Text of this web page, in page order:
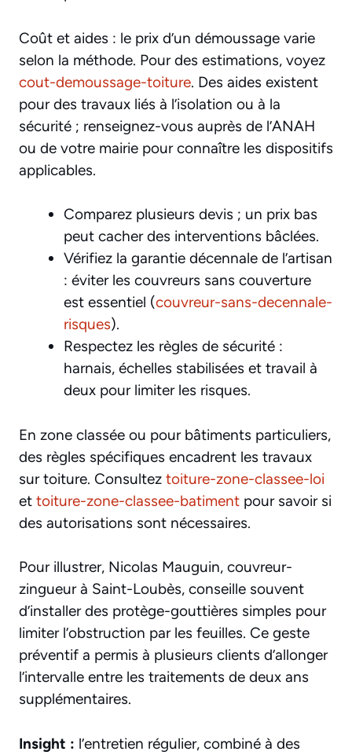
Coût et aides : le prix d’un démoussage varie
selon la méthode. Pour des estimations, voyez
cout-demoussage-toiture. Des aides existent
pour des travaux liés à l’isolation ou à la
sécurité ; renseignez-vous auprès de l’ANAH
ou de votre mairie pour connaître les dispositifs
applicables.
Comparez plusieurs devis ; un prix bas
peut cacher des interventions bâclées.
Vérifiez la garantie décennale de l’artisan
: éviter les couvreurs sans couverture
est essentiel (couvreur-sans-decennale-
risques).
Respectez les règles de sécurité :
harnais, échelles stabilisées et travail à
deux pour limiter les risques.
En zone classée ou pour bâtiments particuliers,
des règles spécifiques encadrent les travaux
sur toiture. Consultez toiture-zone-classee-loi
et toiture-zone-classee-batiment pour savoir si
des autorisations sont nécessaires.
Pour illustrer, Nicolas Mauguin, couvreur-
zingueur à Saint-Loubès, conseille souvent
d’installer des protège-gouttières simples pour
limiter l’obstruction par les feuilles. Ce geste
préventif a permis à plusieurs clients d’allonger
l’intervalle entre les traitements de deux ans
supplémentaires.
Insight : l’entretien régulier, combiné à des